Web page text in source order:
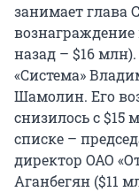
занимает глава
вознаграждение
назад – $16
«Система»
Шамолин. Его
снизилось с $15
списке –
директор ОАО
Аганбегян ($11